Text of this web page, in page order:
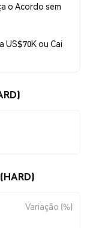
o Acordo sem
US$70K ou Cai
Variação (%)